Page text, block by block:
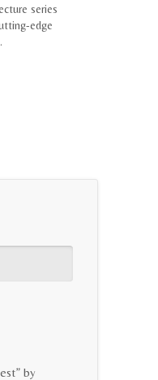
series
edge
by